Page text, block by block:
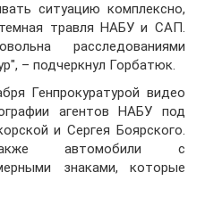
ситуацию комплексно,
травля НАБУ и САП.
расследованиями
– подчеркнул Горбатюк.
Генпрокуратурой видео
агентов НАБУ под
и Сергея Боярского.
автомобили с
знаками, которые